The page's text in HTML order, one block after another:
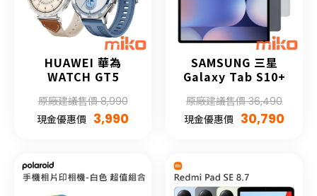
HUAWEI 華為
WATCH GT5
原廠建議售價 8,990
現金優惠價 3,990
SAMSUNG 三星
Galaxy Tab S10+
原廠建議售價 36,490
現金優惠價 30,790